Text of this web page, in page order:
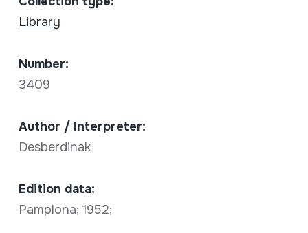
Library
Number:
3409
Author / Interpreter:
Desberdinak
Edition data:
Pamplona; 1952;